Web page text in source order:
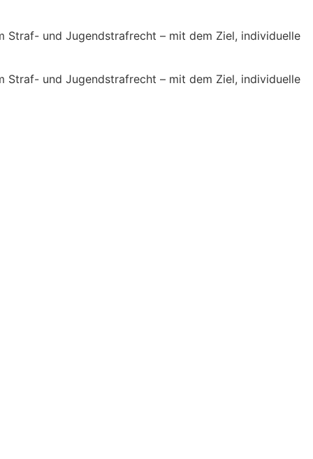
Straf- und Jugendstrafrecht – mit dem Ziel, individuelle
Straf- und Jugendstrafrecht – mit dem Ziel, individuelle